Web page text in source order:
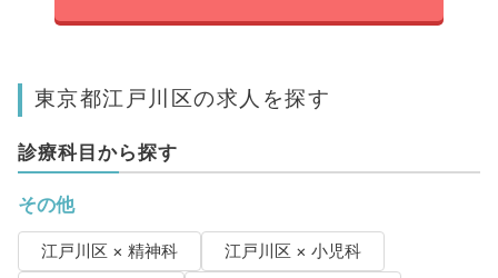
東京都江戸川区の求人を探す
診療科目から探す
その他
江戸川区 × 精神科
江戸川区 × 小児科